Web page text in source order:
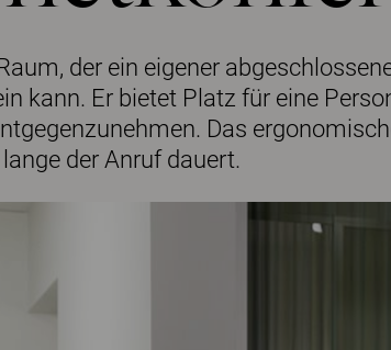
der ein eigener
kann. Er bietet Platz für eine
Das
der Anruf dauert.